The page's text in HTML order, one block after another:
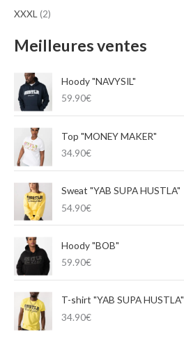
XXXL (2)
Meilleures ventes
Hoody "NAVYSIL"
59.90€
Top "MONEY MAKER"
34.90€
Sweat "YAB SUPA HUSTLA"
54.90€
Hoody "BOB"
59.90€
T-shirt "YAB SUPA HUSTLA"
34.90€